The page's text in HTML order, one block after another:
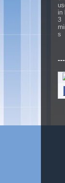
---